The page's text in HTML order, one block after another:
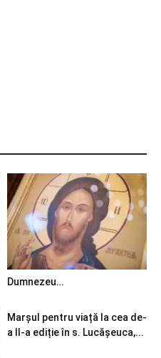
Dumnezeu…
Marșul pentru viață la cea de-
a II-a ediție în s. Lucășeuca,...